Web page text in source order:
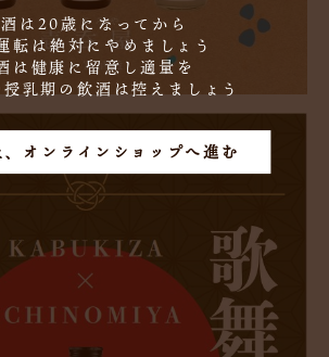
は20歳になってから
転は絶対にやめましょう
は健康に留意し適量を
乳期の飲酒は控えましょう
オンラインショップへ進む